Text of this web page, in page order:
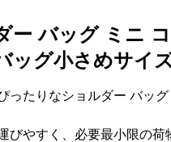
ー バッグ ミニ
ッグ小さめサイ
ったりなショルダー バッ
びやすく、必要最小限の荷